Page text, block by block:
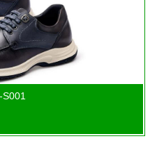
Chi tiết